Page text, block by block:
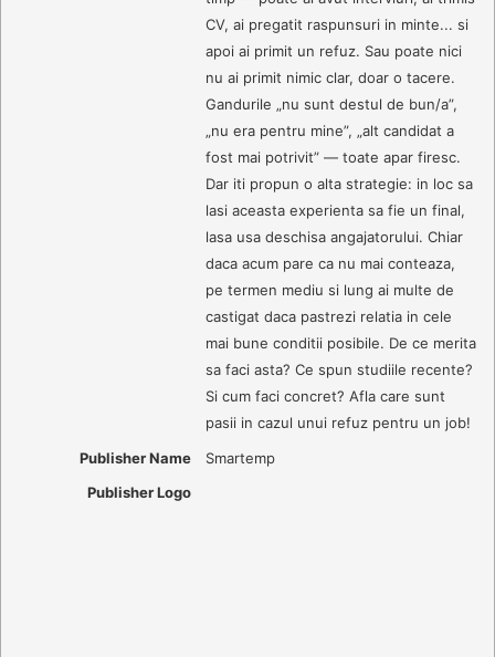
CV, ai pregatit raspunsuri in minte... si
apoi ai primit un refuz. Sau poate nici
nu ai primit nimic clar, doar o tacere.
Gandurile „nu sunt destul de bun/a”,
„nu era pentru mine”, „alt candidat a
fost mai potrivit” — toate apar firesc.
Dar iti propun o alta strategie: in loc sa
lasi aceasta experienta sa fie un final,
lasa usa deschisa angajatorului. Chiar
daca acum pare ca nu mai conteaza,
pe termen mediu si lung ai multe de
castigat daca pastrezi relatia in cele
mai bune conditii posibile. De ce merita
sa faci asta? Ce spun studiile recente?
Si cum faci concret? Afla care sunt
pasii in cazul unui refuz pentru un job!
Publisher Name
Smartemp
Publisher Logo